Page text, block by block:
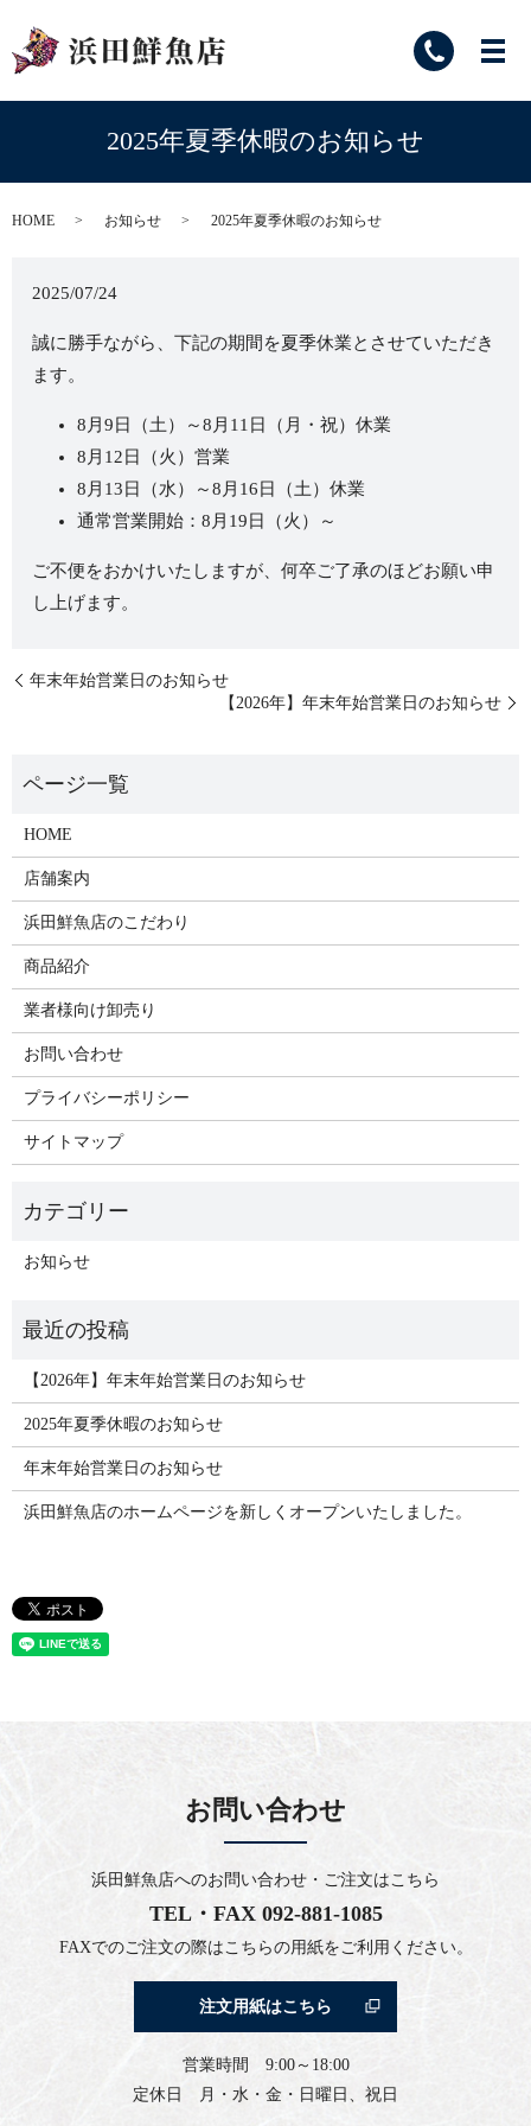
2025年夏季休暇のお知らせ
HOME お知らせ 2025年夏季休暇のお知らせ
2025/07/24
誠に勝手ながら、下記の期間を夏季休業とさせていただき
ます。
8月9日（土）～8月11日（月・祝）休業
8月12日（火）営業
8月13日（水）～8月16日（土）休業
通常営業開始：8月19日（火）～
ご不便をおかけいたしますが、何卒ご了承のほどお願い申
し上げます。
年末年始営業日のお知らせ
【2026年】年末年始営業日のお知らせ
HOME
店舗案内
浜田鮮魚店のこだわり
商品紹介
業者様向け卸売り
お問い合わせ
プライバシーポリシー
サイトマップ
お知らせ
【2026年】年末年始営業日のお知らせ
2025年夏季休暇のお知らせ
年末年始営業日のお知らせ
浜田鮮魚店のホームページを新しくオープンいたしました。
お問い合わせ
浜田鮮魚店へのお問い合わせ・ご注文はこちら
TEL・FAX 092-881-1085
FAXでのご注文の際はこちらの用紙をご利用ください。
注文用紙はこちら
営業時間 9:00～18:00
定休日 月・水・金・日曜日、祝日